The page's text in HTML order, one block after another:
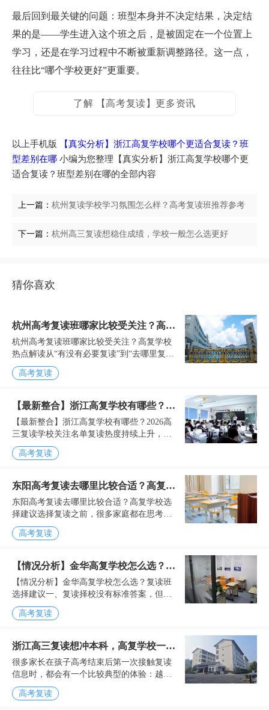
最后回到最关键的问题：班型本身并不决定结果，决定结
果的是——学生进入这个班之后，是被固定在一个位置上
学习，还是在学习过程中不断被重新调整路径。这一点，
往往比“哪个学校更好”更重要。
了解 【高考复读】更多资讯
以上手机版
【真实分析】浙江高复学校哪个更适合复读？班
型差别在哪 小编为您整理【真实分析】浙江高复学校哪个更
适合复读？班型差别在哪的全部内容
上一篇： 杭州复读学校学习氛围怎么样？高考复读班推荐参考
下一篇： 杭州高三复读想稳住成绩，学校一般怎么选更好
猜你喜欢
杭州高考复读班哪家比较受关注？高复
学校热点解读
杭州高考复读班哪家比较受关注？高复学校
热点解读从“有没有必要复读”到“去哪里复
读”，越来越多家庭开始认真做功课高考录取
结果...
高考复读
【最新整合】浙江高复学校有哪些？
2026高三复读学校关注名单
【最新整合】浙江高复学校有哪些？2026高
三复读学校关注名单复读热度持续上升，家
长择校更加理性随着高考竞争不断加剧，越
来越多考生开始重视复读这一选择。每年高
高考复读
东阳高考复读去哪里比较合适？高复学
校选择建议
东阳高考复读去哪里比较合适？高复学校选
择建议选择复读之前，很多家庭都在思考同
一个问题对于不少东阳考生来说，高考结束
并不意味着升学规划已经尘埃落定。每年成
高考复读
【情况分析】金华高复学校怎么选？复
读班选择建议
【情况分析】金华高复学校怎么选？复读班
选择建议一、复读择校没有标准答案，但有
明确的判断标准每年高考结束后，金华都有
不少学生开始考虑复读。有的考生因为考试
高考复读
浙江高三复读想冲本科，高复学校一般
怎么选更稳
很多家长在孩子高考结束后第一次接触复读
信息时，都会有一个比较典型的体验：越看
资料越觉得“差不多”。学校介绍里基本都有封
闭管理、全日制上课、分层教学...
高考复读